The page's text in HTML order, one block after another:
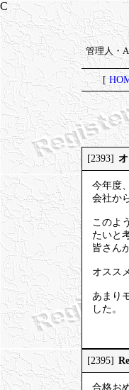
管理人・
[
[2393]
今年度
会社か
このよ
たいと
皆さん
オスス
あまり
した。
[2395]
合格お